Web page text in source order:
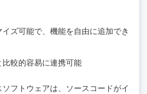
ズ可能で、機能を自由に追加でき
較的容易に連携可能
フトウェアは、ソースコードがイ